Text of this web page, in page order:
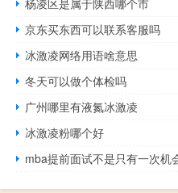
京东买东西可以联系客服吗
冰激凌网络用语啥意思
冬天可以做个体检吗
广州哪里有液氮冰激凌
冰激凌粉哪个好
mba提前面试不是只有一次机